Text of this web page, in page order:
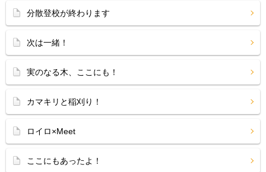
分散登校が終わります
次は一緒！
実のなる木、ここにも！
カマキリと稲刈り！
ロイロ×Meet
ここにもあったよ！